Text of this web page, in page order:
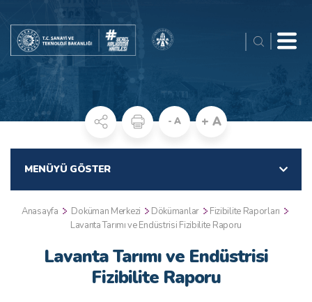
- A + A
MENÜYÜ GÖSTER
Anasayfa Doküman Merkezi Dökümanlar
Fizibilite Raporları
Lavanta Tarımı ve Endüstrisi Fizibilite Raporu
Lavanta Tarımı ve Endüstrisi
Fizibilite Raporu